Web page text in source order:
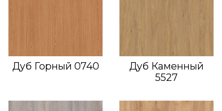
Дуб Горный 0740
Дуб Каменный
5527